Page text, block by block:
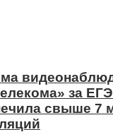
за
свыше 7